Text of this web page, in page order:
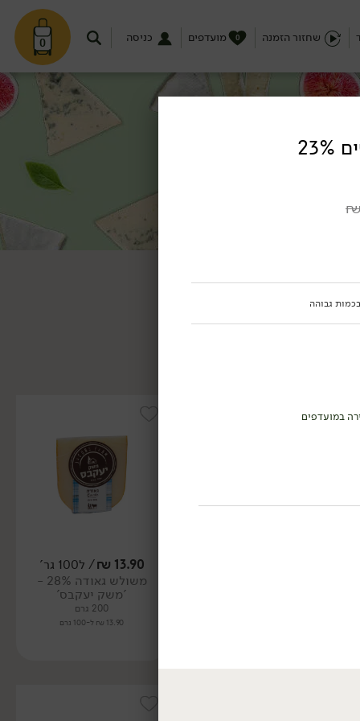
0 שחזור הזמנה מועדפים 0 כניסה
13.90
₪/ ל100 גר'
משולש גאודה 28% -
'משק יעקבס'
200 גרם
13.90 ₪ ל-100 גרם
גבוהה
במועדפים